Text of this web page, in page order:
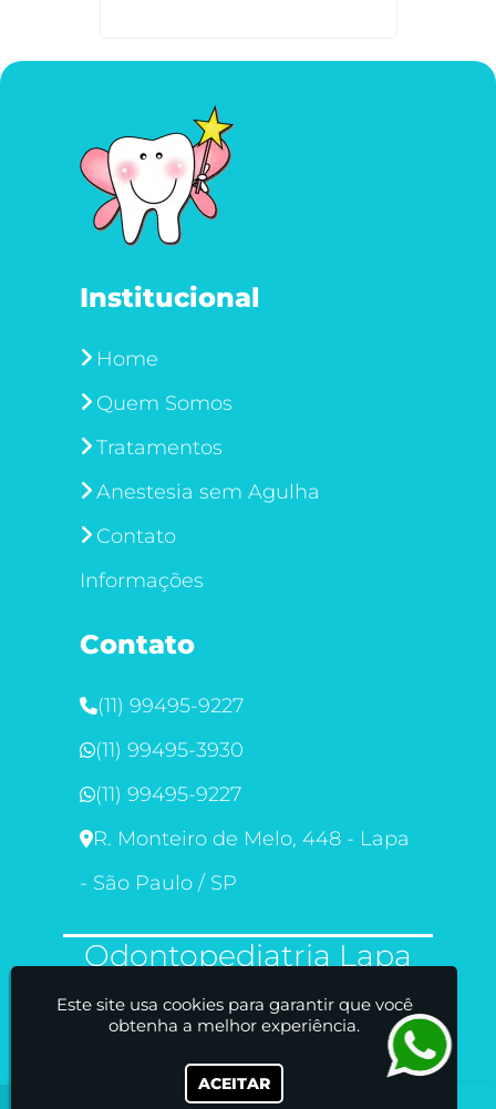
Institucional
Home
Quem Somos
Tratamentos
Anestesia sem Agulha
Contato
Informações
Contato
(11) 99495-9227
(11) 99495-3930
(11) 99495-9227
R. Monteiro de Melo, 448 - Lapa
- São Paulo / SP
Odontopediatria Lapa
Este site usa cookies para garantir que você
obtenha a melhor experiência.
ACEITAR